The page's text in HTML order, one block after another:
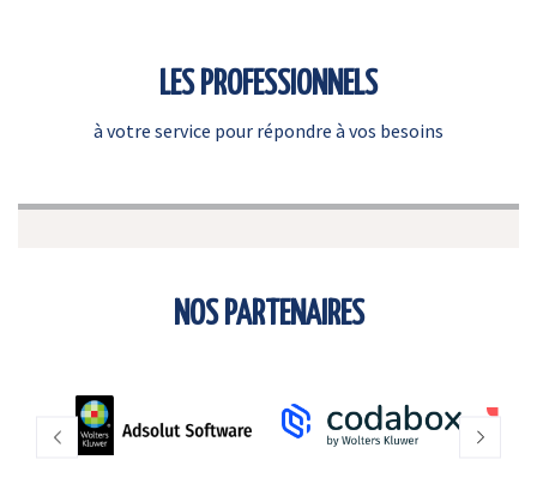
LES PROFESSIONNELS
à votre service pour répondre à vos besoins
NOS PARTENAIRES